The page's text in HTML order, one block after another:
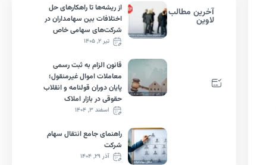
آخرین مطالب
لاوین
از ریشه‌ها تا راهکارهای حل
اختلافات بین سهامداران در
شرکت‌های سهامی خاص
تیر ۲, ۱۴۰۵
قانون الزام به ثبت رسمی
معاملات اموال غیرمنقول؛
پایان دوران قولنامه و انقلاب
حقوقی در بازار املاک
اسفند ۳, ۱۴۰۴
راهنمای جامع انتقال سهام
شرکت
آذر ۲۹, ۱۴۰۴